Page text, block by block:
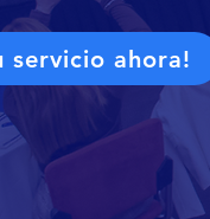
servicio ahora!